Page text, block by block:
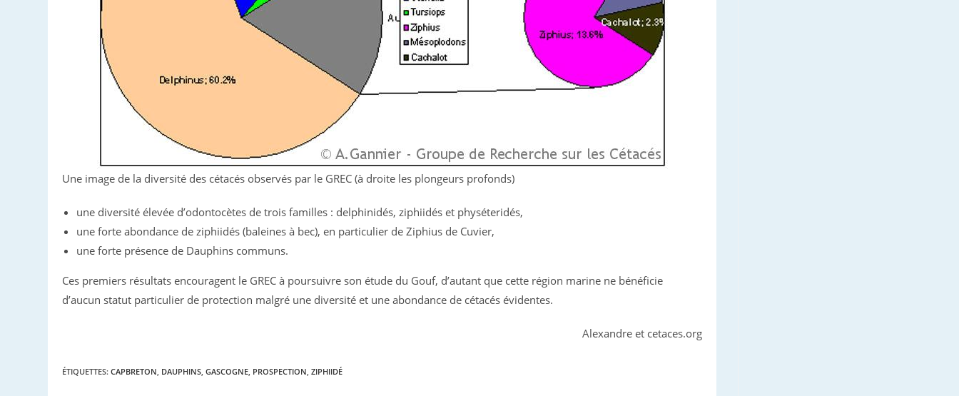
Une image de la diversité des cétacés observés par le GREC (à droite les plongeurs profonds)
une diversité élevée d’odontocètes de trois familles : delphinidés, ziphiidés et physéteridés,
une forte abondance de ziphiidés (baleines à bec), en particulier de Ziphius de Cuvier,
une forte présence de Dauphins communs.
Ces premiers résultats encouragent le GREC à poursuivre son étude du Gouf, d’autant que cette région marine ne bénéficie
d’aucun statut particulier de protection malgré une diversité et une abondance de cétacés évidentes.
Alexandre et cetaces.org
ÉTIQUETTES:CAPBRETON, DAUPHINS, GASCOGNE, PROSPECTION, ZIPHIIDÉ